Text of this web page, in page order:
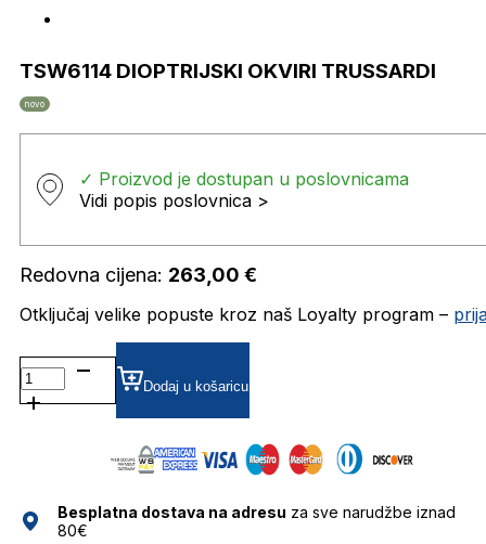
TSW6114 DIOPTRIJSKI OKVIRI TRUSSARDI
novo
✓ Proizvod je dostupan u poslovnicama
Vidi popis poslovnica >
Redovna cijena: 263,00 €
Otključaj velike popuste kroz naš Loyalty program –
TSW6114 DIOPTRIJSKI
OKVIRI
TRUSSARDI
Dodaj u košaricu
Besplatna dostava na adresu za sve narudžbe iznad
80€